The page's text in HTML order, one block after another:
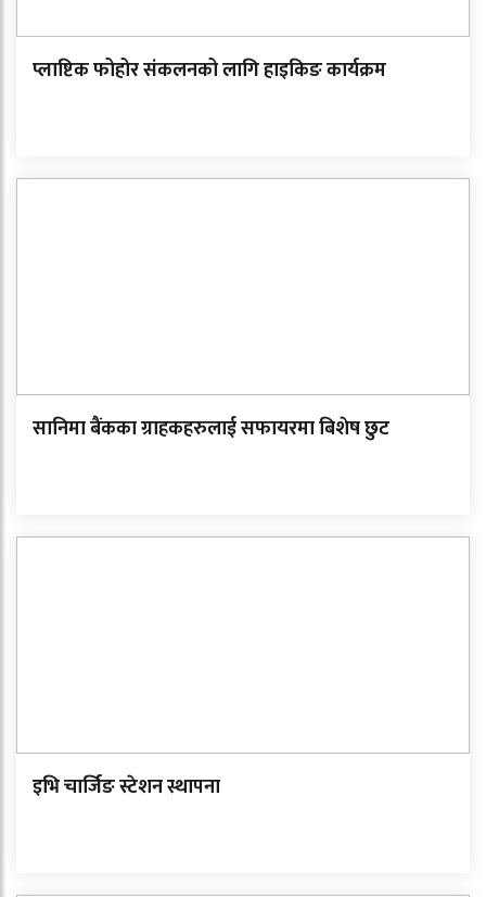
प्लाष्टिक फोहोर संकलनको लागि हाइकिङ कार्यक्रम
सानिमा बैंकका ग्राहकहरुलाई सफायरमा बिशेष छुट
इभि चार्जिङ स्टेशन स्थापना